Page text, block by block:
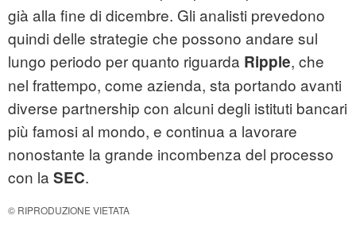
già alla fine di dicembre. Gli analisti prevedono
quindi delle strategie che possono andare sul
lungo periodo per quanto riguarda Ripple, che
nel frattempo, come azienda, sta portando avanti
diverse partnership con alcuni degli istituti bancari
più famosi al mondo, e continua a lavorare
nonostante la grande incombenza del processo
con la SEC.
© RIPRODUZIONE VIETATA